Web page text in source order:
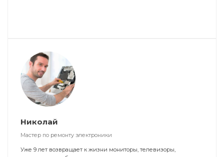
Николай
Мастер по ремонту электроники
Уже 9 лет возвращает к жизни мониторы, телевизоры,